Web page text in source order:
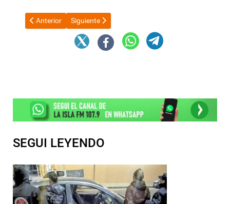
Artículo anterior: "Que la gente sepa que con nosotros no se
Anterior Artículo siguiente: Vuelve la inflación del 1%: el
Siguiente
SEGUI LEYENDO